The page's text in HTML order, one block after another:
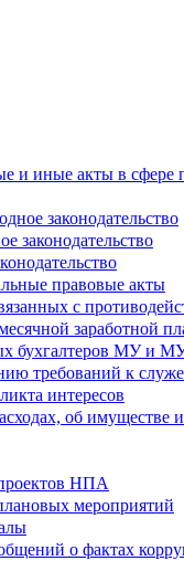
и иные акты в сфере
законодательство
законодательство
правовые акты
с
заработной
бухгалтеров МУ и
требований к
интересов
об имуществе
НПА
мероприятий
о фактах